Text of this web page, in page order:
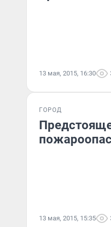
13 мая, 2015, 16:30
ГОРОД
13 мая, 2015, 15:35